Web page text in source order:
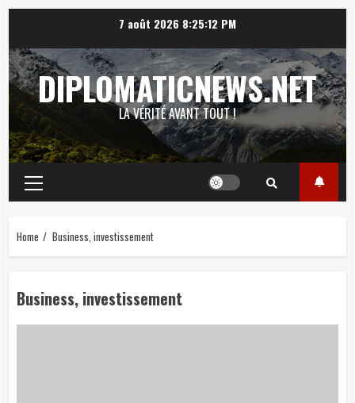
content
7 août 2026 8:25:13 PM
DIPLOMATICNEWS.NET
LA VÉRITÉ AVANT TOUT !
Primary
Menu
Home Business, investissement
Business, investissement